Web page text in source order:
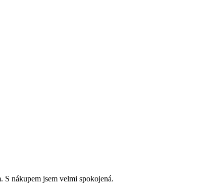
S nákupem jsem velmi spokojená.